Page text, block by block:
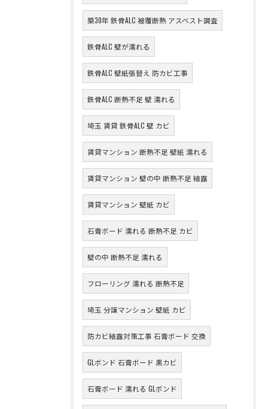
築30年 鉄骨ALC 被覆断熱 アスベスト調査
鉄骨ALC 壁が濡れる
鉄骨ALC 壁紙張替え 防カビ工事
鉄骨ALC 断熱不足 壁 濡れる
埼玉 賃貸 鉄骨ALC 壁 カビ
賃貸マンション 断熱不足 壁紙 濡れる
賃貸マンション 壁の中 断熱不足 結露
賃貸マンション 壁紙 カビ
石膏ボード 濡れる 断熱不足 カビ
壁の中 断熱不足 濡れる
フローリング 濡れる 断熱不足
埼玉 分譲マンション 壁紙 カビ
防カビ結露対策工事 石膏ボード 交換
GLボンド 石膏ボード 黒カビ
石膏ボード 濡れる GLボンド